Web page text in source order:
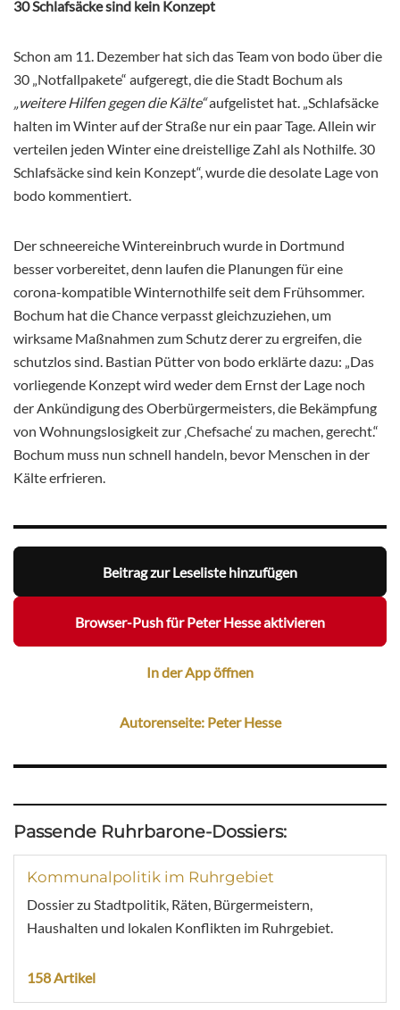
30 Schlafsäcke sind kein Konzept
Schon am 11. Dezember hat sich das Team von bodo über die
30 „Notfallpakete“ aufgeregt, die die Stadt Bochum als
„weitere Hilfen gegen die Kälte“aufgelistet hat. „Schlafsäcke
halten im Winter auf der Straße nur ein paar Tage. Allein wir
verteilen jeden Winter eine dreistellige Zahl als Nothilfe. 30
Schlafsäcke sind kein Konzept“, wurde die desolate Lage von
bodo kommentiert.
Der schneereiche Wintereinbruch wurde in Dortmund
besser vorbereitet, denn laufen die Planungen für eine
corona-kompatible Winternothilfe seit dem Frühsommer.
Bochum hat die Chance verpasst gleichzuziehen, um
wirksame Maßnahmen zum Schutz derer zu ergreifen, die
schutzlos sind. Bastian Pütter von bodo erklärte dazu: „Das
vorliegende Konzept wird weder dem Ernst der Lage noch
der Ankündigung des Oberbürgermeisters, die Bekämpfung
von Wohnungslosigkeit zur ‚Chefsache‘ zu machen, gerecht.“
Bochum muss nun schnell handeln, bevor Menschen in der
Kälte erfrieren.
Beitrag zur Leseliste hinzufügen
Browser-Push für Peter Hesse aktivieren
In der App öffnen
Autorenseite: Peter Hesse
Passende Ruhrbarone-Dossiers:
Kommunalpolitik im Ruhrgebiet
Dossier zu Stadtpolitik, Räten, Bürgermeistern,
Haushalten und lokalen Konflikten im Ruhrgebiet.
158 Artikel